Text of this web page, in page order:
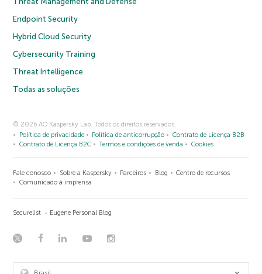
Endpoint Security
Hybrid Cloud Security
Cybersecurity Training
Threat Intelligence
Todas as soluções
© 2026 AO Kaspersky Lab. Todos os direitos reservados.
Política de privacidade
Política de anticorrupção
Contrato de Licença B2B
Contrato de Licença B2C
Termos e condições de venda Cookies
Fale conosco Sobre a Kaspersky Parceiros Blog
Centro de recursos
Comunicado à imprensa
Securelist Eugene Personal Blog